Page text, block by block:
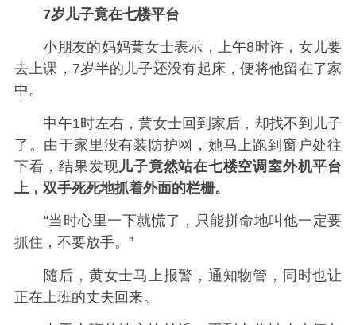
7岁儿子竟在七楼平台
小朋友的妈妈黄女士表示，上午8时许，女儿要
去上课，7岁半的儿子还没有起床，便将他留在了家
中。
中午1时左右，黄女士回到家后，却找不到儿子
了。由于家里没有装防护网，她马上跑到窗户处往
下看，结果发现儿子竟然站在七楼空调室外机平台
上，双手死死地抓着外面的栏栅。
“当时心里一下就慌了，只能拼命地叫他一定要
抓住，不要放手。”
随后，黄女士马上报警，通知物管，同时也让
正在上班的丈夫回来。